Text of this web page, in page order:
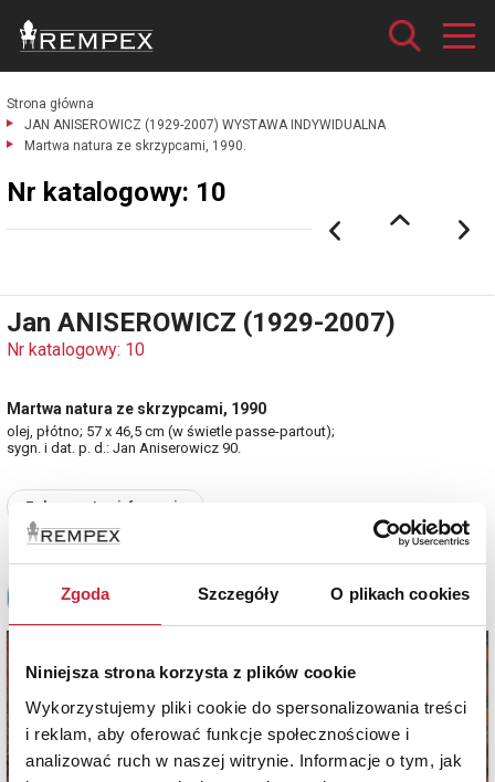
Zgoda Szczegóły O plikach cookies
Niniejsza strona korzysta z plików cookie
Wykorzystujemy pliki cookie do spersonalizowania treści
i reklam, aby oferować funkcje społecznościowe i
analizować ruch w naszej witrynie. Informacje o tym, jak
Strona główna
JAN ANISEROWICZ (1929-2007) WYSTAWA INDYWIDUALNA
Martwa natura ze skrzypcami, 1990.
Nr katalogowy: 10
Jan ANISEROWICZ (1929-2007)
Nr katalogowy: 10
Martwa natura ze skrzypcami, 1990
olej, płótno; 57 x 46,5 cm (w świetle passe-partout);
sygn. i dat. p. d.: Jan Aniserowicz 90.
Zobacz pełne informacje